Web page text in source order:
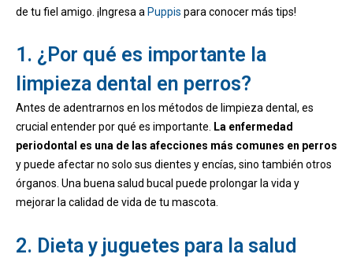
de tu fiel amigo. ¡Ingresa a Puppis para conocer más tips!
1. ¿Por qué es importante la
limpieza dental en perros?
Antes de adentrarnos en los métodos de limpieza dental, es
crucial entender por qué es importante. La enfermedad
periodontal es una de las afecciones más comunes en perros
y puede afectar no solo sus dientes y encías, sino también otros
órganos. Una buena salud bucal puede prolongar la vida y
mejorar la calidad de vida de tu mascota.
2. Dieta y juguetes para la salud